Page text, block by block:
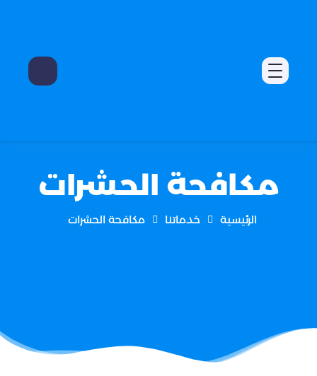
مكافحة الحشرات
الرئيسية خدماتنا مكافحة الحشرات